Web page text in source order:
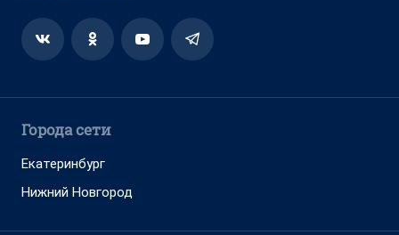
Города сети
Екатеринбург
Нижний Новгород